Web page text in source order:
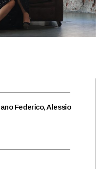
Federico, Alessio